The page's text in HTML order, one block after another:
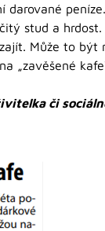
stud a
Může to
„zavěšené
či